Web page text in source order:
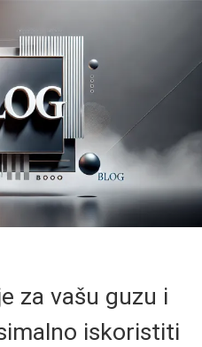
za vašu guzu i
iskoristiti